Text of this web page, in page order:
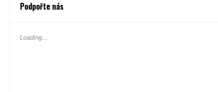
Podpořte nás
Loading…